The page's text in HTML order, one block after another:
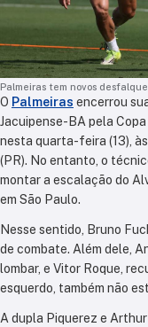
Palmeiras tem novos
O Palmeiras encerrou
Jacuipense-BA pela
nesta quarta-feira (13),
(PR). No entanto, o
montar a escalação do
em São Paulo.
Nesse sentido, Bruno
de combate. Além dele,
lombar, e Vitor Roque,
esquerdo, também não
A dupla Piquerez e